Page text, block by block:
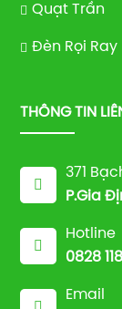
Quạt Trần
Đèn Rọi Ray
THÔNG TIN
371
P.Gia
Hotline
0828
Email